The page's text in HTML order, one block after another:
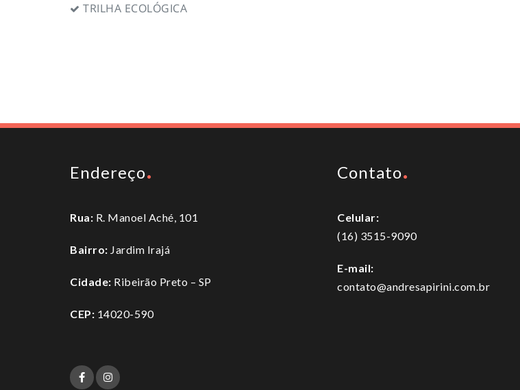
TRILHA ECOLÓGICA
Endereço
Rua: R. Manoel Aché, 101
Bairro: Jardim Irajá
Cidade: Ribeirão Preto – SP
CEP: 14020-590
Contato
Celular:
(16) 3515-9090
E-mail:
contato@andresapirini.com.br